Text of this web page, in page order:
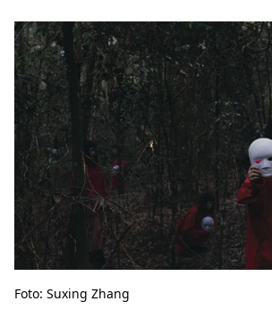
Foto: Suxing Zhang